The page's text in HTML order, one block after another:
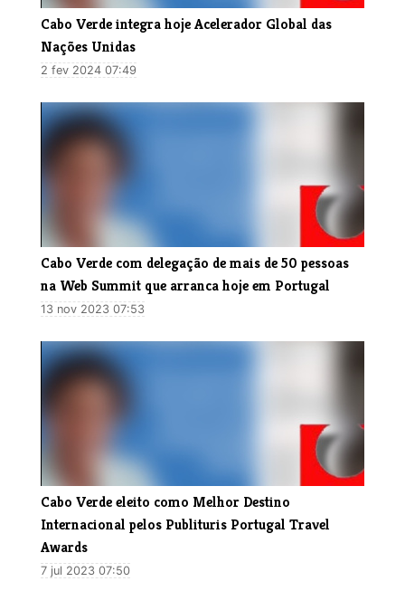
Cabo Verde integra hoje Acelerador Global das
Nações Unidas
2 fev 2024 07:49
Cabo Verde com delegação de mais de 50 pessoas
na Web Summit que arranca hoje em Portugal
13 nov 2023 07:53
Cabo Verde eleito como Melhor Destino
Internacional pelos Publituris Portugal Travel
Awards
7 jul 2023 07:50